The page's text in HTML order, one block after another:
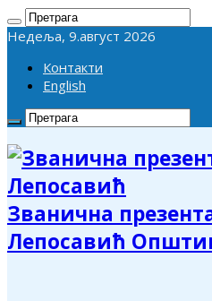
Недеља, 9.август 2026
Контакти
English
Званична
Лепосавић